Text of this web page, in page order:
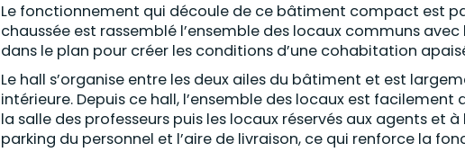
Le fonctionnement qui découle de ce bâtiment compact est
chaussée est rassemblé l’ensemble des locaux communs
dans le plan pour créer les conditions d’une cohabitation
Le hall s’organise entre les deux ailes du bâtiment et est
intérieure. Depuis ce hall, l’ensemble des locaux est
la salle des professeurs puis les locaux réservés aux agents et
parking du personnel et l’aire de livraison, ce qui renforce la